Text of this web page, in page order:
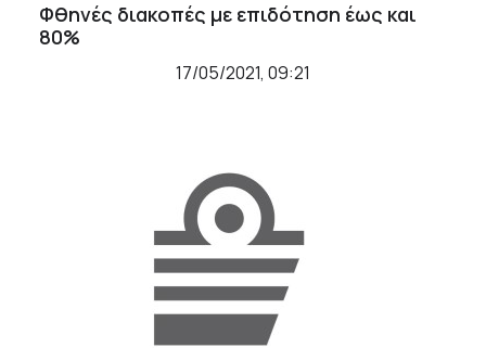
Φθηνές διακοπές με επιδότηση έως και
80%
17/05/2021, 09:21